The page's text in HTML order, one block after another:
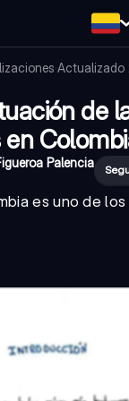
·Actualizado
de
en
Palencia
es uno de los